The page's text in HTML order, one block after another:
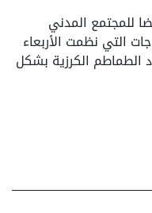
للمجتمع المدني
التي نظمت الأربعاء
الكرزية بشكل